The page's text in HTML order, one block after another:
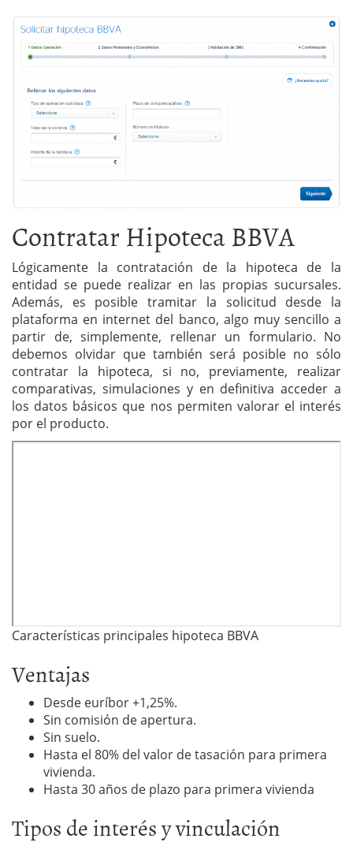
Contratar Hipoteca BBVA
Lógicamente la contratación de la hipoteca de la
entidad se puede realizar en las propias sucursales.
Además, es posible tramitar la solicitud desde la
plataforma en internet del banco, algo muy sencillo a
partir de, simplemente, rellenar un formulario. No
debemos olvidar que también será posible no sólo
contratar la hipoteca, si no, previamente, realizar
comparativas, simulaciones y en definitiva acceder a
los datos básicos que nos permiten valorar el interés
por el producto.
Características principales hipoteca BBVA
Ventajas
Desde euríbor +1,25%.
Sin comisión de apertura.
Sin suelo.
Hasta el 80% del valor de tasación para primera
vivienda.
Hasta 30 años de plazo para primera vivienda
Tipos de interés y vinculación